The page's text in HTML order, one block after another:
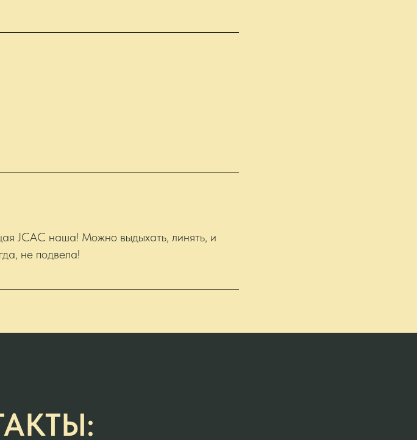
JCAC наша! Можно выдыхать, линять, и
не подвела!